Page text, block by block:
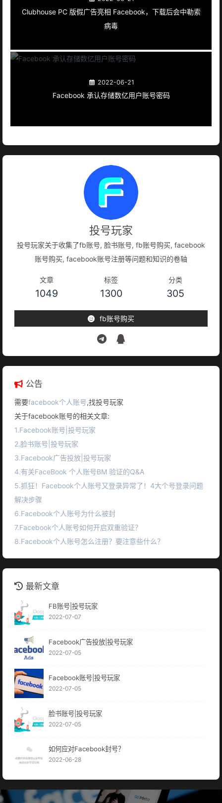
Clubhouse PC 版假广告亮相 Facebook，下载后会中勒索
病毒
2022-06-21
Facebook 承认存储数亿用户账号密码
投号玩家
投号玩家关于收集了fb账号, 脸书账号, fb账号购买, facebook
账号购买, facebook账号注册等问题和知识的卷轴
文章
1049
标签
1300
分类
305
fb账号购买
公告
需要facebook个人账号,找投号玩家
关于facebook账号的相关文章:
1.Facebook账号|投号玩家
2.脸书账号|投号玩家
3.Facebook广告投放|投号玩家
4.有关FaceBook 个人账号BM 验证的Q&A
5.抓狂！Facebook个人账号又登录异常了！4大个号登录问题
解决步骤
6.Facebook个人账号为什么被封
7.Facebook个人账号如何开启双重验证？
8.Facebook个人账号怎么注册？要注意些什么？
最新文章
FB账号|投号玩家
2022-07-07
Facebook广告投放|投号玩家
2022-07-05
Facebook账号|投号玩家
2022-07-05
脸书账号|投号玩家
2022-07-05
如何应对Facebook封号？
2022-06-28